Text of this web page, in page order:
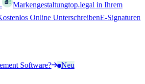
Markengestaltungtop.legal in Ihrem
Online UnterschreibenE-Signaturen
Software?
Neu